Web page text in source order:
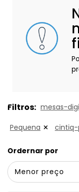
Filtros: mesas-
Pequena cintiq-
Ordernar por